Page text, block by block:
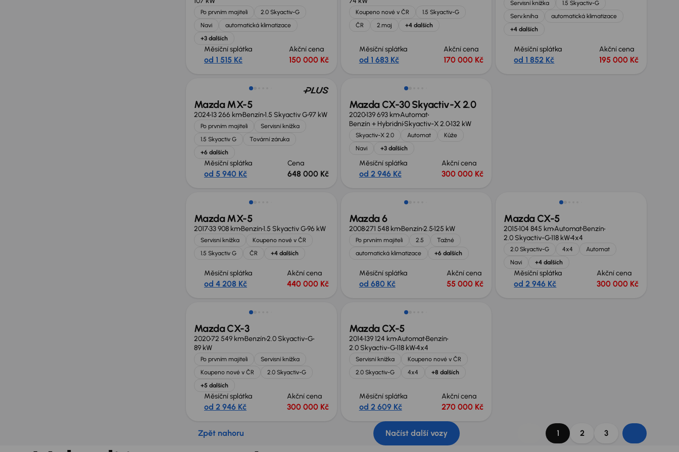
Po prvním majiteli
2.0 Skyactiv-G
Navi
automatická klimatizace
+3 dalších
Měsíční splátka
od 1 515 Kč
Akční cena
150 000 Kč
Koupeno nové v ČR
1.5 Skyactiv-G
ČR
2.maj +4 dalších
Měsíční splátka
od 1 683 Kč
Akční cena
170 000 Kč
Servisní knížka
1.5 Skyactiv-G
Serv.kniha
automatická klimatizace
+4 dalších
Měsíční splátka
od 1 852 Kč
Akční cena
195 000 Kč
Možnost odpočtu DPH
Mazda MX-5
202413 266 kmBenzín1.5 Skyactiv G97 kW
Po prvním majiteli
Servisní knížka
1.5 Skyactiv G
Tovární záruka
+6 dalších
Měsíční splátka
od 5 940 Kč
Cena
648 000 Kč
Mazda CX-30 Skyactiv-X 2.0
2020139 693 kmAutomat
Benzín + HybridníSkyactiv-X 2.0132 kW
Skyactiv-X 2.0 Automat
Kůže
Navi
+3 dalších
Měsíční splátka
od 2 946 Kč
Akční cena
300 000 Kč
Zlevněno o 30 000 Kč
Mazda MX-5
201733 908 kmBenzín1.5 Skyactiv G96 kW
Servisní knížka
Koupeno nové v ČR
1.5 Skyactiv G
ČR +4 dalších
Měsíční splátka
od 4 208 Kč
Akční cena
440 000 Kč
Mazda 6
2008271 548 kmBenzín2.5125 kW
Po prvním majiteli 2.5
Tažné
automatická klimatizace
+6 dalších
Měsíční splátka
od 680 Kč
Akční cena
55 000 Kč
Mazda CX-5
2015104 845 kmAutomatBenzín
2.0 Skyactiv-G118 kW4x4
2.0 Skyactiv-G 4x4
Automat
Navi
+4 dalších
Měsíční splátka
od 2 946 Kč
Akční cena
300 000 Kč
Mazda CX-3
202072 549 kmBenzín2.0 Skyactiv-G
89 kW
Po prvním majiteli
Servisní knížka
Koupeno nové v ČR
2.0 Skyactiv-G
+5 dalších
Měsíční splátka
od 2 946 Kč
Akční cena
300 000 Kč
Mazda CX-5
2014139 124 kmAutomatBenzín
2.0 Skyactiv-G118 kW4x4
Servisní knížka
Koupeno nové v ČR
2.0 Skyactiv-G
4x4 +8 dalších
Měsíční splátka
od 2 609 Kč
Akční cena
270 000 Kč
Zpět nahoru Načíst další vozy 1 2 3